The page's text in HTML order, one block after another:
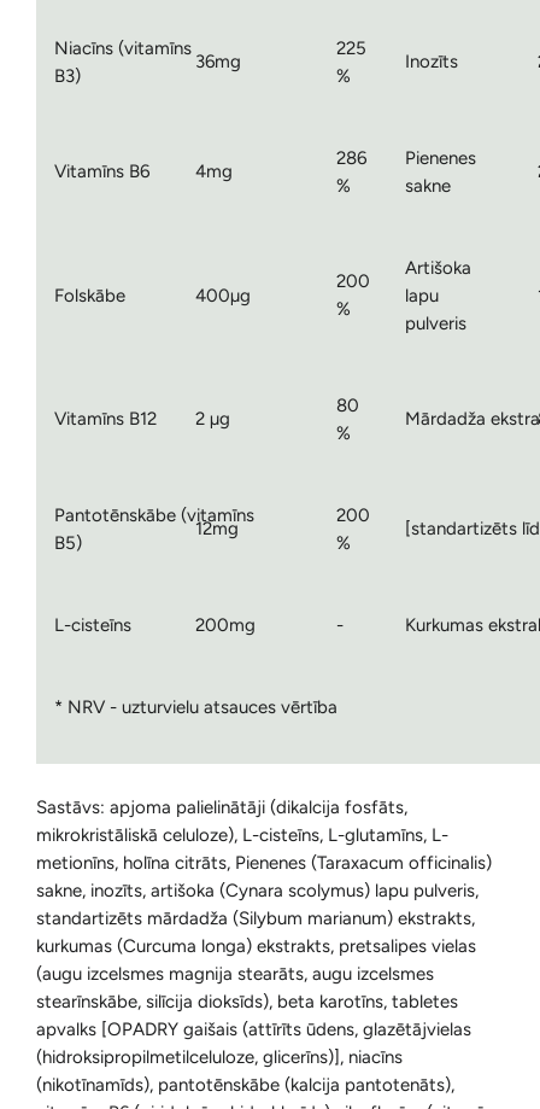
Niacīns (vitamīns
B3)
36mg
225
%
Inozīts
Vitamīns B6 4mg
286
%
Pienenes
sakne
Folskābe 400µg
200
%
Artišoka
lapu
pulveris
Vitamīns B12 2 µg
80
%
Mārdadža
Pantotēnskābe (vitamīns
B5)
12mg
200
%
[standartizēts
L-cisteīns 200mg - Kurkumas
* NRV - uzturvielu atsauces vērtība
Sastāvs: apjoma palielinātāji (dikalcija fosfāts,
mikrokristāliskā celuloze), L-cisteīns, L-glutamīns, L-
metionīns, holīna citrāts, Pienenes (Taraxacum officinalis)
sakne, inozīts, artišoka (Cynara scolymus) lapu pulveris,
standartizēts mārdadža (Silybum marianum) ekstrakts,
kurkumas (Curcuma longa) ekstrakts, pretsalipes vielas
(augu izcelsmes magnija stearāts, augu izcelsmes
stearīnskābe, silīcija dioksīds), beta karotīns, tabletes
apvalks [OPADRY gaišais (attīrīts ūdens, glazētājvielas
(hidroksipropilmetilceluloze, glicerīns)], niacīns
(nikotīnamīds), pantotēnskābe (kalcija pantotenāts),